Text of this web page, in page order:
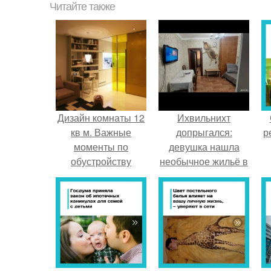
Читайте также
Дизайн комнаты 12
кв м. Важные
моменты по
обустройству
небольшой
комнаты
Ихвильнихт
допрыгался:
девушка нашла
необычное жильё в
Пятигорске.